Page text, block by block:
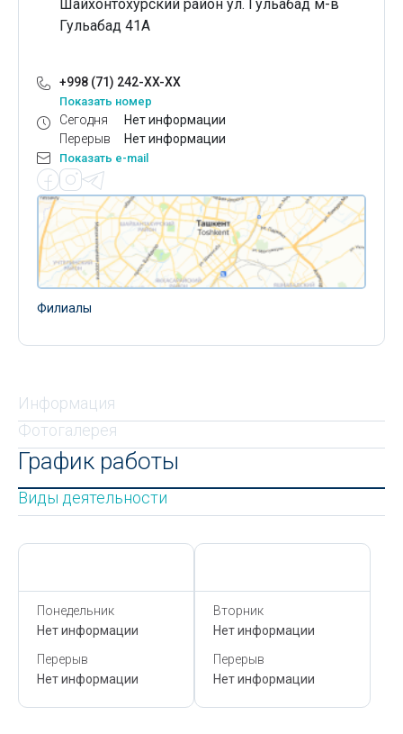
Шайхонтохурский район ул. Гульабад м-в
Гульабад 41А
+998 (71) 242-XX-XX
Показать номер
Сегодня
Перерыв
Нет информации
Нет информации
Показать e-mail
Филиалы
Информация
Фотогалерея
График работы
Виды деятельности
Понедельник
Нет информации
Перерыв
Нет информации
Вторник
Нет информации
Перерыв
Нет информации